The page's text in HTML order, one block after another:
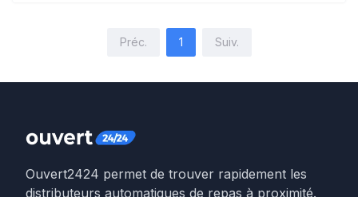
Préc. 1 Suiv.
Ouvert2424 permet de trouver rapidement les
distributeurs automatiques de repas à proximité.